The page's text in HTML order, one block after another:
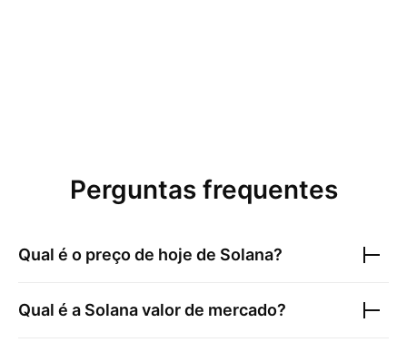
Perguntas frequentes
Qual é o preço de hoje de Solana?
Qual é a Solanavalor de mercado?